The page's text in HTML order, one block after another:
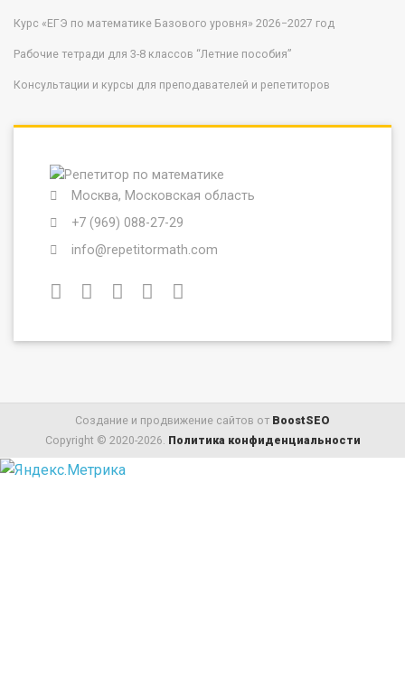
Курс «ЕГЭ по математике Базового уровня» 2026−2027 год
Рабочие тетради для 3-8 классов “Летние пособия”
Консультации и курсы для преподавателей и репетиторов
Москва, Московская область
+7 (969) 088-27-29
info@repetitormath.com
Создание и продвижение сайтов от BoostSEO
Copyright © 2020-2026. Политика конфиденциальности